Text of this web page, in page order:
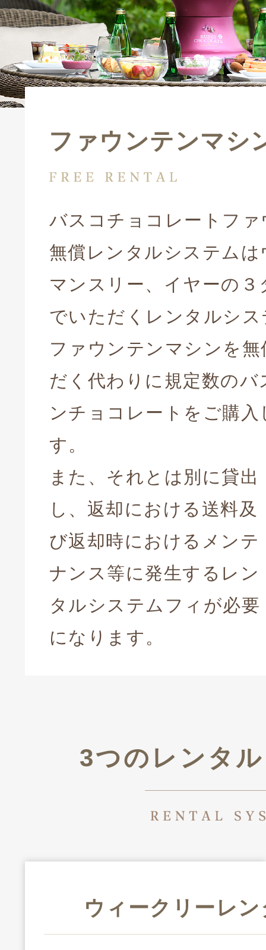
ファウンテンマシ
バスコチョコレートフ
無償レンタルシステム
マンスリー、イヤーの
でいただくレンタルシ
ファウンテンマシンを
だく代わりに規定数の
ンチョコレートをご購
す。
また、それとは別に貸出
し、返却における送料及
び返却時におけるメンテ
ナンス等に発生するレン
タルシステムフィが必要
になります。
3つのレンタ
ウィークリーレ